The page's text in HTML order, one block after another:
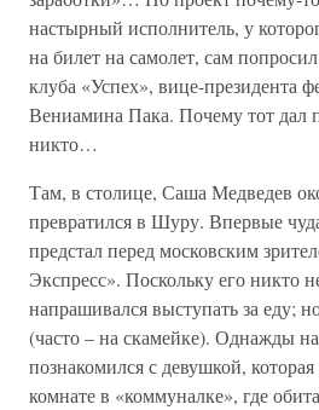
настырный исполнитель, у
на билет на самолет, сам
клуба «Успех», вице-президента
Вениамина Пака. Почему тот дал
никто…
Там, в столице, Саша Медведев
превратился в Шуру. Впервые
предстал перед московским
Экспресс». Поскольку его никто
напрашивался выступать за еду;
(часто – на скамейке). Однажды
познакомился с девушкой,
комнате в «коммуналке», где